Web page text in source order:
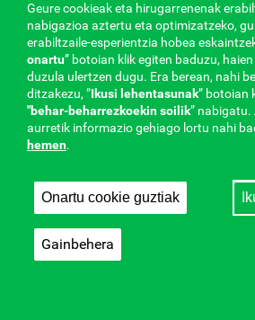
Gunearen mapa
ZAINTZEN ZAITUEN
Zaintzen
zaituen
Geure cookieak eta hirugarrenenak
nabigazioa aztertu eta optimizatzeko,
erabiltzaile-esperientzia hobea
onartu” botoian klik egiten baduzu,
duzula ulertzen dugu. Era berean, nahi
ditzakezu, ”Ikusi lehentasunak” botoian
"behar-beharrezkoekinsoilik” nabigatu.
aurretik informazio gehiago lortu nahi
hemen.
Onartu cookie guztiak
Gainbehera